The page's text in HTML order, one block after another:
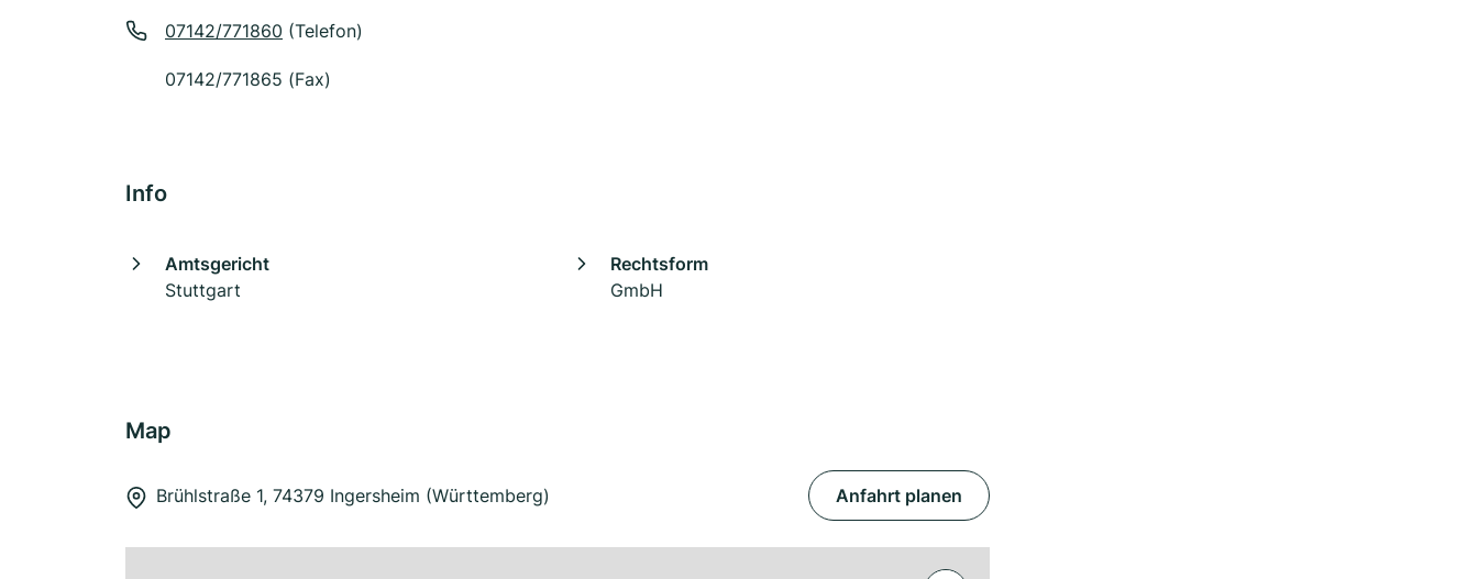
07142/771860 (Telefon)
07142/771865 (Fax)
Info
Amtsgericht
Stuttgart
Rechtsform
GmbH
Map
Brühlstraße 1, 74379 Ingersheim (Württemberg) Anfahrt planen